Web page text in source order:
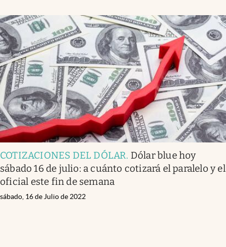
COTIZACIONES DEL DÓLAR. Dólar blue hoy
sábado 16 de julio: a cuánto cotizará el paralelo y el
oficial este fin de semana
sábado, 16 de Julio de 2022